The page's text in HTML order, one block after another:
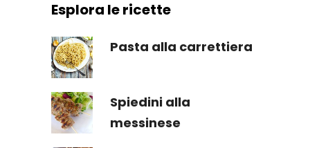
Esplora le ricette
Pasta alla carrettiera
Spiedini alla
messinese